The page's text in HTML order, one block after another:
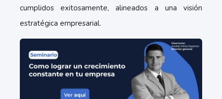
cumplidos exitosamente, alineados a una visión
estratégica empresarial.